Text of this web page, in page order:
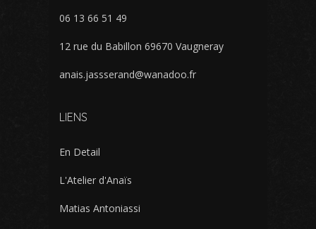
06 13 66 51 49
12 rue du Babillon 69670 Vaugneray
anais.jassserand@wanadoo.fr
LIENS
En Detail
L'Atelier d'Anaïs
Matias Antoniassi